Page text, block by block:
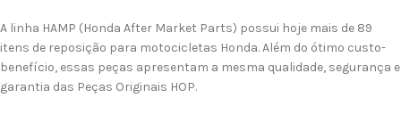
A linha HAMP (Honda After Market Parts) possui hoje mais de 89
itens de reposição para motocicletas Honda. Além do ótimo custo-
benefício, essas peças apresentam a mesma qualidade, segurança e
garantia das Peças Originais HOP.